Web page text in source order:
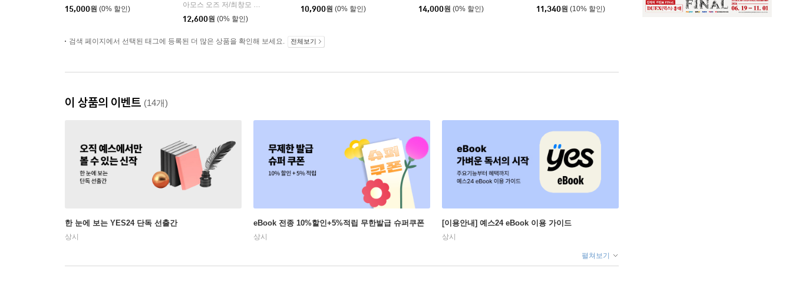
15,000원 (0% 할인) 아모스 오즈 저/최창모 역
12,600원 (0% 할인)
10,900원 (0% 할인)
14,000원 (0% 할인)
11,340원 (10% 할인)
검색 페이지에서 선택된 태그에 등록된 더 많은 상품을 확인해 보세요. 전체보기
이 상품의 이벤트 (14개)
한 눈에 보는 YES24 단독 선출간
상시
eBook 전종 10%할인+5%적립 무한발급 슈퍼쿠폰
상시
[이용안내] 예스24 eBook 이용 가이드
상시
펼쳐보기